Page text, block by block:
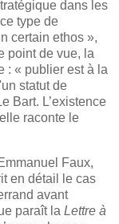
dans les
type de
certain ethos »,
point de vue, la
: « publier est à la
statut de
Bart. L’existence
raconte le
Faux,
en détail le cas
avant
paraît la Lettre à